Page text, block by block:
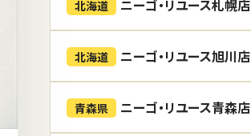
北海道 ニーゴ・リユース札幌店
北海道 ニーゴ・リユース旭川店
青森県 ニーゴ・リユース青森店